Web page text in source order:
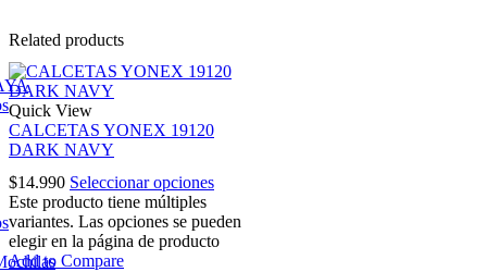
Related products
Quick View
CALCETAS YONEX 19120
DARK NAVY
$14.990 Seleccionar opciones
Este producto tiene múltiples
variantes. Las opciones se pueden
elegir en la página de producto
Add to Compare